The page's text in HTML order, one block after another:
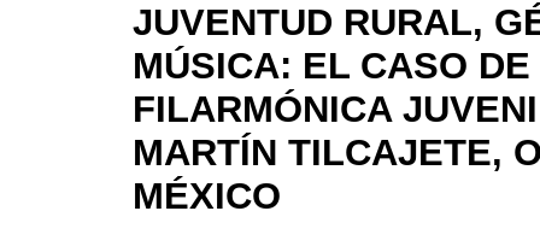
JUVENTUD RURAL,
MÚSICA: EL CASO
FILARMÓNICA
MARTÍN TILCAJETE,
MÉXICO